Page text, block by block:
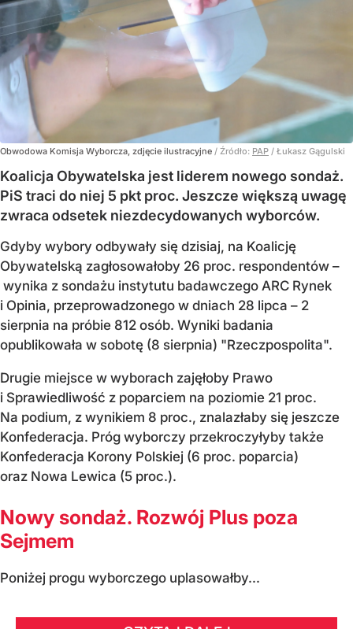
Obwodowa Komisja Wyborcza, zdjęcie ilustracyjne / Źródło: PAP / Łukasz Gągulski
Koalicja Obywatelska jest liderem nowego sondaż.
PiS traci do niej 5 pkt proc. Jeszcze większą uwagę
zwraca odsetek niezdecydowanych wyborców.
Gdyby wybory odbywały się dzisiaj, na Koalicję
Obywatelską zagłosowałoby 26 proc. respondentów –
wynika z sondażu instytutu badawczego ARC Rynek
i Opinia, przeprowadzonego w dniach 28 lipca – 2
sierpnia na próbie 812 osób. Wyniki badania
opublikowała w sobotę (8 sierpnia) "Rzeczpospolita".
Drugie miejsce w wyborach zajęłoby Prawo
i Sprawiedliwość z poparciem na poziomie 21 proc.
Na podium, z wynikiem 8 proc., znalazłaby się jeszcze
Konfederacja. Próg wyborczy przekroczyłyby także
Konfederacja Korony Polskiej (6 proc. poparcia)
oraz Nowa Lewica (5 proc.).
Nowy sondaż. Rozwój Plus poza
Sejmem
Poniżej progu wyborczego uplasowałby...